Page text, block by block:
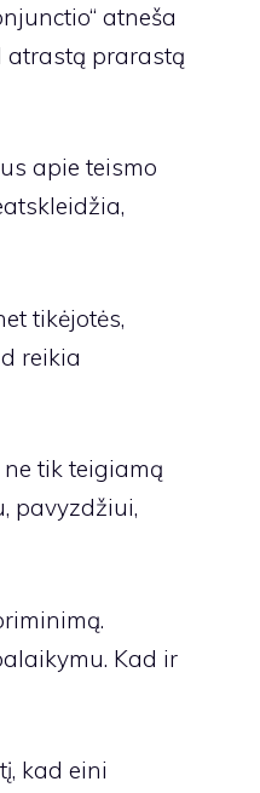
atneša
atrastą prarastą
apie teismo
tikėjotės,
reikia
tik teigiamą
pavyzdžiui,
Kad ir
kad eini